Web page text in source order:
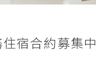
宿合約募集中